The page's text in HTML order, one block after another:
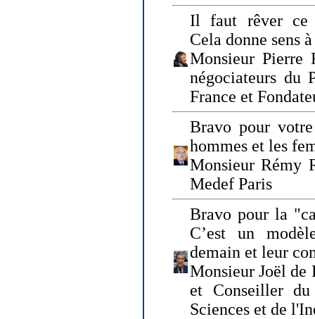
Il faut rêver ce
Cela donne sens
Monsieur Pierre
négociateurs du
France et
Bravo pour
hommes et les
Monsieur Rémy
Medef Paris
Bravo pour la
C’est un
demain et leur
Monsieur Joël de
et Conseiller
Sciences et de